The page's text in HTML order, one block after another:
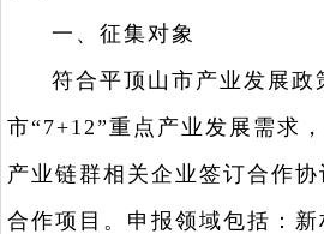
一、征集对象
符合平顶山市产业发展政
市“7+12”重点产业发展需求
产业链群相关企业签订合作
合作项目。申报领域包括：新